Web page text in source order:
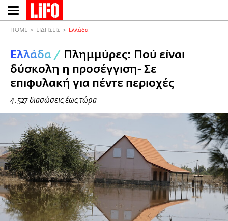
Παράκαμψη
προς
περιεχόμενο
HOME ΕΙΔΗΣΕΙΣ Ελλάδα
Ελλάδα / Πλημμύρες: Πού είναι
δύσκολη η προσέγγιση- Σε
επιφυλακή για πέντε περιοχές
4.527 διασώσεις έως τώρα